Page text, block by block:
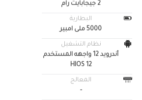
2 جيجابايت رام
البطارية
5000 ملى امبير
نظام التشغيل
أندرويد 12 واجهه المستخدم
HIOS 12
المعالج
-